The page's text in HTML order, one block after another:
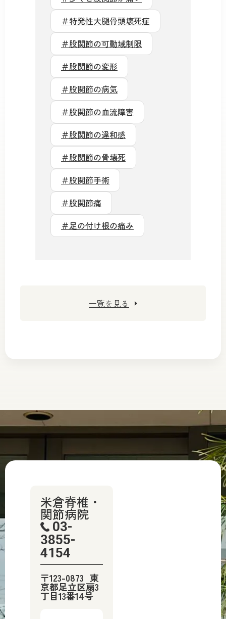
＃特発性大腿骨頭壊死症
＃股関節の可動域制限
＃股関節の変形
＃股関節の病気
＃股関節の血流障害
＃股関節の違和感
＃股関節の骨壊死
＃股関節手術
＃股関節痛
＃足の付け根の痛み
一覧を見る
米倉脊椎・
関節病院
03-
3855-
4154
〒123-0873 東
京都足立区扇3
丁目13番14号